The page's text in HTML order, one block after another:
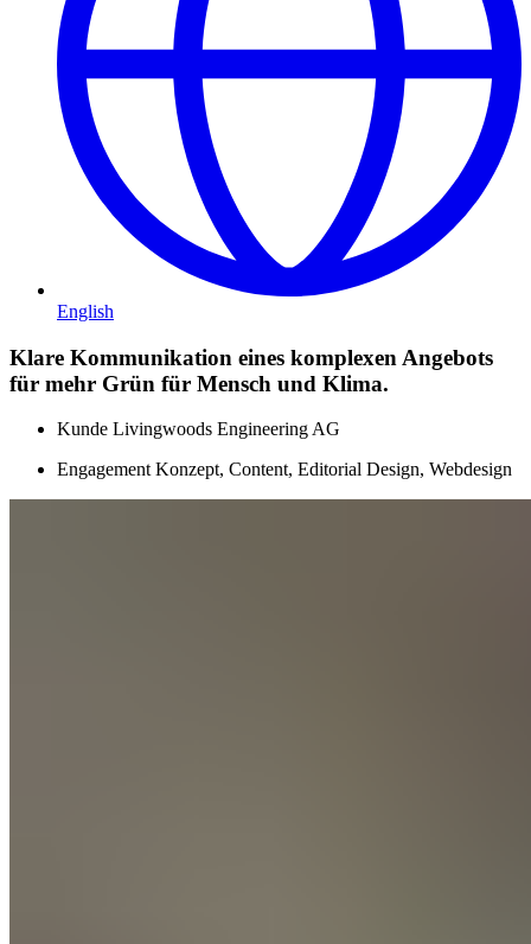
English
Klare Kommunikation eines komplexen Angebots
für mehr Grün für Mensch und Klima.
Kunde Livingwoods Engineering AG
Engagement Konzept, Content, Editorial Design, Webdesign